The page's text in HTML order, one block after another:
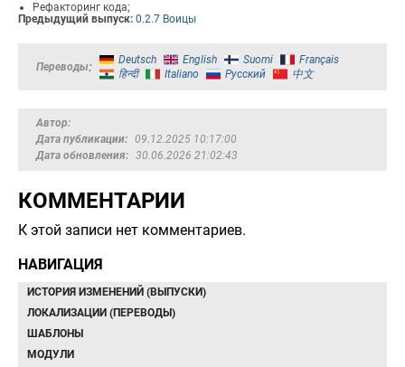
Рефакторинг кода;
Предыдущий выпуск: 0.2.7 Воицы
Переводы
Deutsch English Suomi
Français
हिन्दी
Italiano Русский 中文
Автор
Дата публикации
09.12.2025 10:17:00
Дата обновления
30.06.2026 21:02:43
КОММЕНТАРИИ
К этой записи нет комментариев.
НАВИГАЦИЯ
ИСТОРИЯ ИЗМЕНЕНИЙ (ВЫПУСКИ)
ЛОКАЛИЗАЦИИ (ПЕРЕВОДЫ)
ШАБЛОНЫ
МОДУЛИ